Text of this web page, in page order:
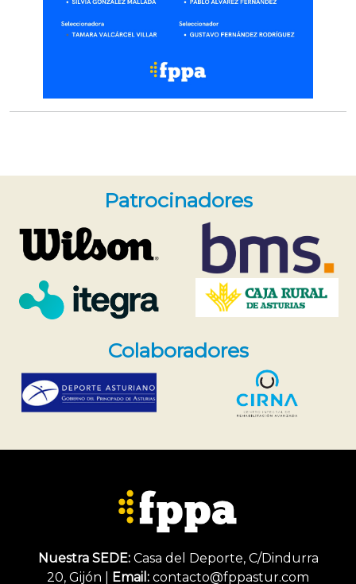
Patrocinadores
Colaboradores
Nuestra SEDE:Casa del Deporte, C/Dindurra
20, Gijón |
Email: contacto@fppastur.com